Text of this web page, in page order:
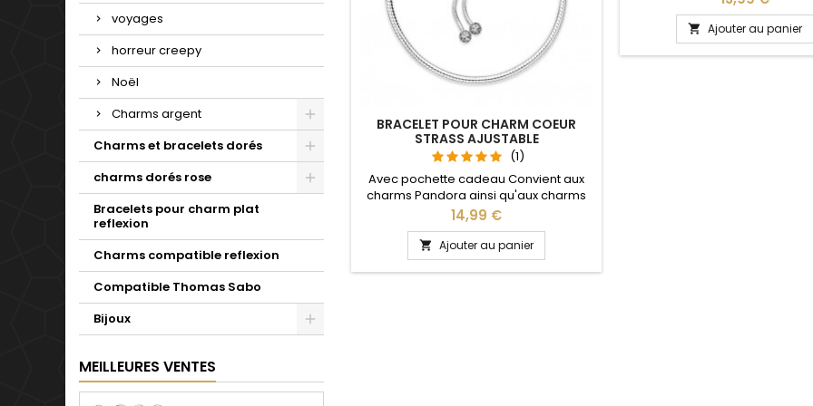
voyages
horreur creepy
Noël
Charms argent
Charms et bracelets dorés
charms dorés rose
Bracelets pour charm plat
reflexion
Charms compatible reflexion
Compatible Thomas Sabo
Bijoux
MEILLEURES VENTES
BRACELET POUR CHARM COEUR
STRASS AJUSTABLE
(1)
Avec pochette cadeau Convient aux
charms Pandora ainsi qu'aux charms
de notre site idéal pour : Noël, Saint
Valentin, anniversaire, anniversaire de
mariage La partie ajustable se détache
d'un coté pour passer les charms par
simple pression sur le bouton Ajustable
Prix
14,99 €
 Ajouter au panier
Valentin, anniversaire,
mariage L'ouverture pour les
se fait au niveau de la
 Ajouter au panier